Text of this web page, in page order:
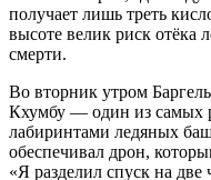
получает лишь треть
высоте велик риск отёка
смерти.
Во вторник утром
Кхумбу — один из самых
лабиринтами ледяных
обеспечивал дрон,
«Я разделил спуск на две